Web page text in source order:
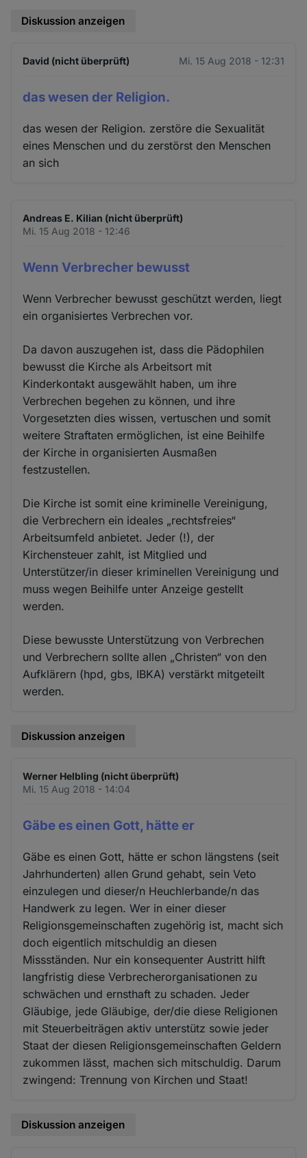
Diskussion anzeigen
David (nicht überprüft) Mi. 15 Aug 2018 - 12:31
das wesen der Religion.
das wesen der Religion. zerstöre die Sexualität
eines Menschen und du zerstörst den Menschen
an sich
Andreas E. Kilian (nicht überprüft)
Mi. 15 Aug 2018 - 12:46
Wenn Verbrecher bewusst
Wenn Verbrecher bewusst geschützt werden, liegt
ein organisiertes Verbrechen vor.
Da davon auszugehen ist, dass die Pädophilen
bewusst die Kirche als Arbeitsort mit
Kinderkontakt ausgewählt haben, um ihre
Verbrechen begehen zu können, und ihre
Vorgesetzten dies wissen, vertuschen und somit
weitere Straftaten ermöglichen, ist eine Beihilfe
der Kirche in organisierten Ausmaßen
festzustellen.
Die Kirche ist somit eine kriminelle Vereinigung,
die Verbrechern ein ideales „rechtsfreies“
Arbeitsumfeld anbietet. Jeder (!), der
Kirchensteuer zahlt, ist Mitglied und
Unterstützer/in dieser kriminellen Vereinigung und
muss wegen Beihilfe unter Anzeige gestellt
werden.
Diese bewusste Unterstützung von Verbrechen
und Verbrechern sollte allen „Christen“ von den
Aufklärern (hpd, gbs, IBKA) verstärkt mitgeteilt
werden.
Diskussion anzeigen
Werner Helbling (nicht überprüft)
Mi. 15 Aug 2018 - 14:04
Gäbe es einen Gott, hätte er
Gäbe es einen Gott, hätte er schon längstens (seit
Jahrhunderten) allen Grund gehabt, sein Veto
einzulegen und dieser/n Heuchlerbande/n das
Handwerk zu legen. Wer in einer dieser
Religionsgemeinschaften zugehörig ist, macht sich
doch eigentlich mitschuldig an diesen
Missständen. Nur ein konsequenter Austritt hilft
langfristig diese Verbrecherorganisationen zu
schwächen und ernsthaft zu schaden. Jeder
Gläubige, jede Gläubige, der/die diese Religionen
mit Steuerbeiträgen aktiv unterstütz sowie jeder
Staat der diesen Religionsgemeinschaften Geldern
zukommen lässt, machen sich mitschuldig. Darum
zwingend: Trennung von Kirchen und Staat!
Diskussion anzeigen